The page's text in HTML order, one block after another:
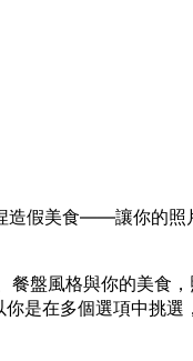
造假美食——讓你的照
盤風格與你的美食
是在多個選項中挑選